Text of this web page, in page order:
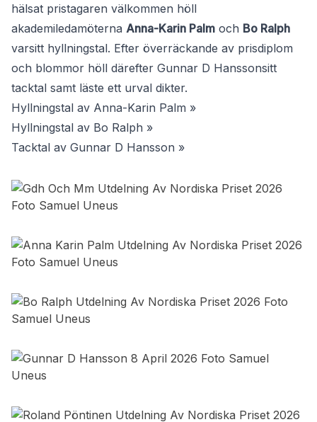
hälsat pristagaren välkommen höll
akademiledamöterna Anna-Karin Palm och Bo Ralph
varsitt hyllningstal. Efter överräckande av prisdiplom
och blommor höll därefter Gunnar D Hanssonsitt
tacktal samt läste ett urval dikter.
Hyllningstal av Anna-Karin Palm »
Hyllningstal av Bo Ralph »
Tacktal av Gunnar D Hansson »